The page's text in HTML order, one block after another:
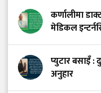
कर्णालीमा
मेडिकल
प्युटार बसाइँ :
अनुहार